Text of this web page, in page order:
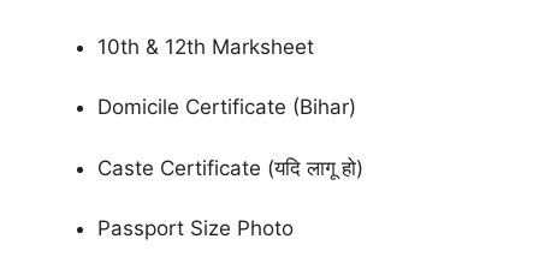
10th & 12th Marksheet
Domicile Certificate (Bihar)
Caste Certificate (यदि लागू हो)
Passport Size Photo